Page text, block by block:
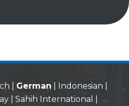
German Indonesian
Sahih International